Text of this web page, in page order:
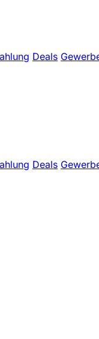
Deals
Deals